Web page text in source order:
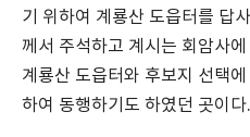
기 위하여 계룡산 도읍터를 답
께서 주석하고 계시는 회암사
계룡산 도읍터와 후보지 선택
하여 동행하기도 하였던 곳이다.